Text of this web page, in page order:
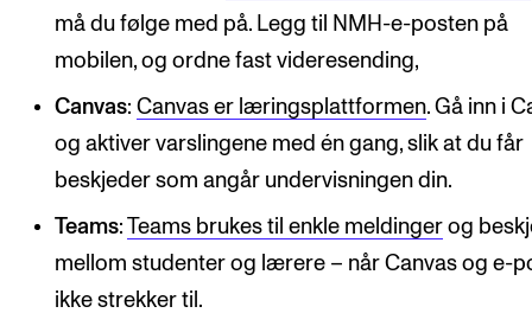
KONTAKTER
Studentutvalet SUT
Hvem gjør hva i administrasjonen?
må du følge med på. Legg til NMH-e-posten på
mobilen, og ordne fast videresending,
Canvas:Canvas er læringsplattformen. Gå inn i
og aktiver varslingene med én gang, slik at du får
beskjeder som angår undervisningen din.
Teams:Teams brukes til enkle meldinger og
mellom studenter og lærere – når Canvas og e-
ikke strekker til.